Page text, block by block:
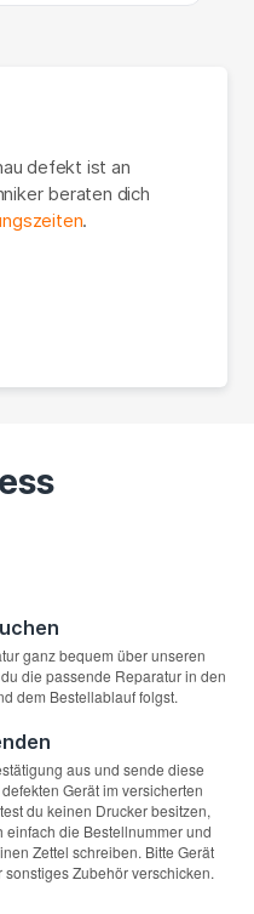
defekt ist an
beraten dich
.
ganz bequem über unseren
die passende Reparatur in den
dem Bestellablauf folgst.
aus und sende diese
Gerät im versicherten
du keinen Drucker besitzen,
einfach die Bestellnummer und
Zettel schreiben. Bitte Gerät
sonstiges Zubehör verschicken.